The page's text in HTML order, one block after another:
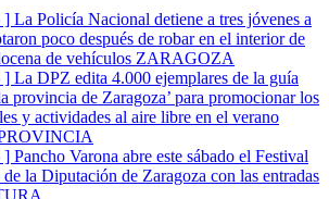
] La Policía Nacional detiene a tres jóvenes a
poco después de robar en el interior de
de vehículos ZARAGOZA
] La DPZ edita 4.000 ejemplares de la guía
provincia de Zaragoza’ para promocionar los
y actividades al aire libre en el verano
] Pancho Varona abre este sábado el Festival
la Diputación de Zaragoza con las entradas